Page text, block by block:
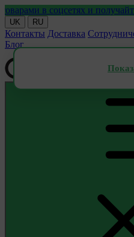
в соцсетях и получайте
UK RU
Контакты Доставка
Блог